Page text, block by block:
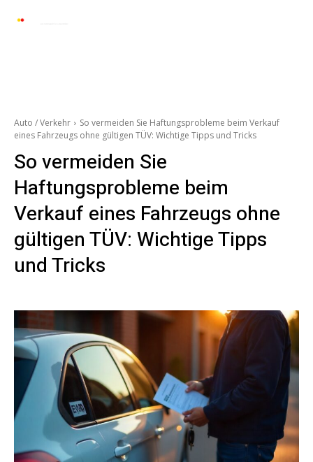
Auto / Verkehr
So vermeiden Sie Haftungsprobleme beim Verkauf
eines Fahrzeugs ohne gültigen TÜV: Wichtige Tipps und Tricks
So vermeiden Sie
Haftungsprobleme beim
Verkauf eines Fahrzeugs ohne
gültigen TÜV: Wichtige Tipps
und Tricks